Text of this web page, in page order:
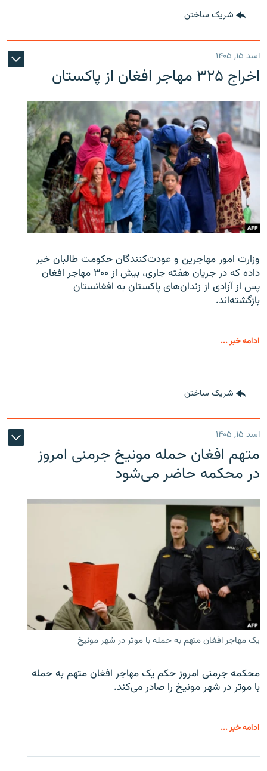
شریک ساختن
اسد ۱۵, ۱۴۰۵
اخراج ۳۲۵ مهاجر افغان از پاکستان
وزارت امور مهاجرین و عودت‌کنندگان حکومت طالبان خبر
داده که در جریان هفته جاری، بیش از ۳۰۰ مهاجر افغان
پس از آزادی از زندان‌های پاکستان به افغانستان
بازگشته‌اند.
ادامه خبر ...
شریک ساختن
اسد ۱۵, ۱۴۰۵
متهم افغان حمله مونیخ جرمنی امروز
در محکمه حاضر می‌شود
یک مهاجر افغان متهم به حمله با موتر در شهر مونیخ
محکمه جرمنی امروز حکم یک مهاجر افغان متهم به حمله
با موتر در شهر مونیخ را صادر می‌کند.
ادامه خبر ...